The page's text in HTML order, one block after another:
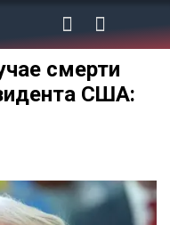
смерти
США: